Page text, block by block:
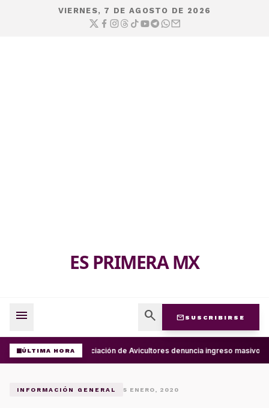
VIERNES, 7 DE AGOSTO DE 2026
ES PRIMERA MX
menu search mail SUSCRIBIRSE
ÚLTIMA HORAAsociación de Avicultores denuncia ingreso masivo
INFORMACIÓN GENERAL 5 ENERO, 2020